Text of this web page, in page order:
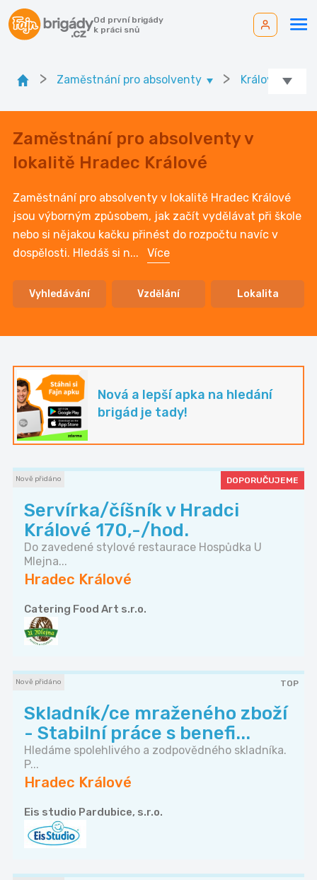
Od první brigády
k práci snů
> Zaměstnání pro absolventy >
Zaměstnání pro absolventy v
lokalitě Hradec Králové
Zaměstnání pro absolventy v lokalitě Hradec Králové
jsou výborným způsobem, jak začít vydělávat při škole
nebo si nějakou kačku přinést do rozpočtu navíc v
dospělosti. Hledáš si n... Více
Vyhledávání Vzdělání Lokalita
Nová a lepší apka na hledání
brigád je tady!
Nově přidáno DOPORUČUJEME
Servírka/číšník v Hradci
Králové 170,-/hod.
Do zavedené stylové restaurace Hospůdka U
Mlejna...
Hradec Králové
Catering Food Art s.r.o.
Nově přidáno TOP
Skladník/ce mraženého zboží
- Stabilní práce s benefi...
Hledáme spolehlivého a zodpovědného skladníka.
P...
Hradec Králové
Eis studio Pardubice, s.r.o.